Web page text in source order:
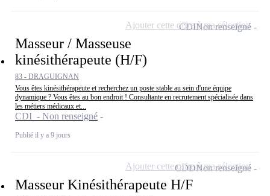
Masseur / Masseuse
kinésithérapeute (H/F)
83 - DRAGUIGNAN
Vous êtes kinésithérapeute et recherchez un poste stable au sein d'une équipe
dynamique ? Vous êtes au bon endroit ! Consultante en recrutement spécialisée dans
les métiers médicaux et...
CDI - Non renseigné
Publié il y a 9 jours
CDINon renseigné
Ajouter cette offre à ma sélection
Masseur Kinésithérapeute H/F
CDDNon renseigné
Ajouter cette offre à ma sélection